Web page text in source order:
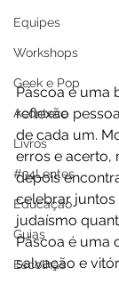
Equipes
Workshops
Geek e Pop
Acontece
Livros
#34Lentes
Educação
Guias
Escolhas
Páscoa é uma
reflexão
de cada um.
erros e acerto,
depois
celebrar juntos
judaísmo
Páscoa é uma
salvação e